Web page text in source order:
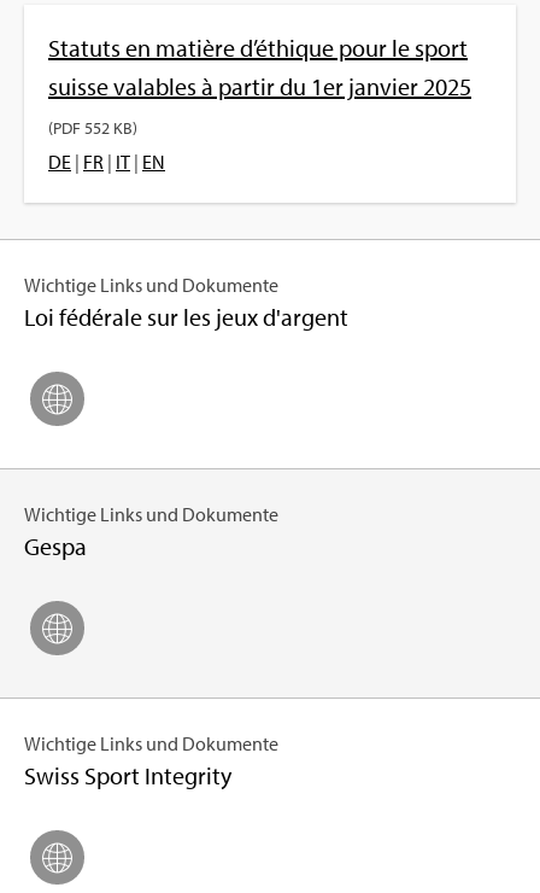
Sta­tuts en matière d’éthique pour le sport
suisse valables à par­tir du 1er jan­vier 2025
(PDF 552 KB)
DE | FR | IT | EN
Wich­tige Links und Doku­mente
Loi fédé­rale sur les jeux d'ar­gent
Wich­tige Links und Doku­mente
Gespa
Wich­tige Links und Doku­mente
Swiss Sport Inte­grity